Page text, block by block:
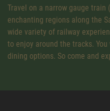
Travel on a narrow gauge
enchanting regions along the
wide variety of railway
to enjoy around the tracks.
dining options. So come and